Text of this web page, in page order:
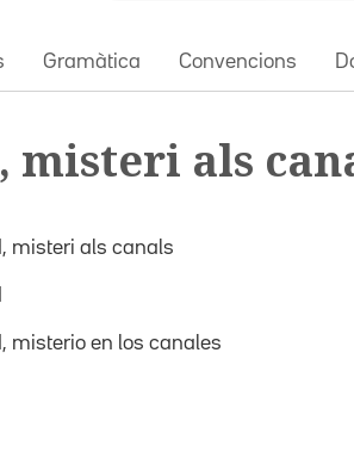
Gramàtica Convencions
misteri als
misteri als canals
misterio en los canales